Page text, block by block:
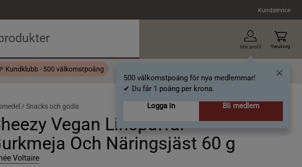
Kundservice
Min profil
500 välkomstpoäng för nya medlemmar!
✔ Du får 1 poäng per krona.
Logga in
Bli medlem
Varukorg
Kundklubb - 500 välkomstpoäng
/ Snacks och godis
Vegan Linspuffar
Och Näringsjäst 60 g
Voltaire